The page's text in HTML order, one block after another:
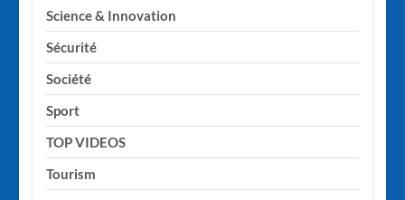
Science & Innovation
Sécurité
Société
Sport
TOP VIDEOS
Tourism